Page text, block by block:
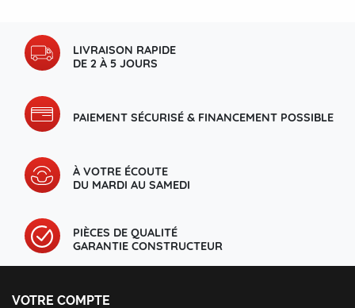
LIVRAISON RAPIDE
DE 2 À 5 JOURS
PAIEMENT SÉCURISÉ & FINANCEMENT POSSIBLE
À VOTRE ÉCOUTE
DU MARDI AU SAMEDI
PIÈCES DE QUALITÉ
GARANTIE CONSTRUCTEUR
VOTRE COMPTE